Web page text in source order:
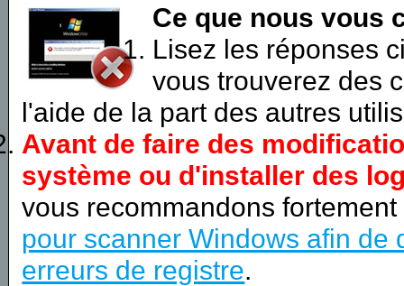
Ce que nous vous
Lisez les réponses
vous trouverez des
l'aide de la part des autres
Avant de faire des
système ou d'installer des
vous recommandons
pour scanner Windows afin de
erreurs de registre.